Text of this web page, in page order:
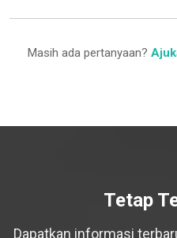
Masih ada pertanyaan?
Tetap
Dapatkan informasi